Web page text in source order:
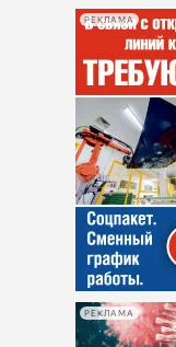
РЕКЛАМА
РЕКЛАМА